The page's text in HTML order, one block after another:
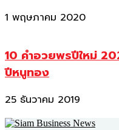
1 พฤษภาคม 2020
10 คำอวยพรปีใหม่
ปีหนูทอง
25 ธันวาคม 2019